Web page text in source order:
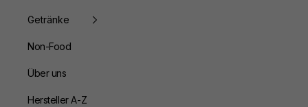
Getränke
Non-Food
Über uns
Hersteller A-Z